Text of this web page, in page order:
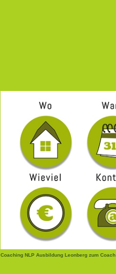
Coaching NLP Ausbildung Leonberg zum Coach